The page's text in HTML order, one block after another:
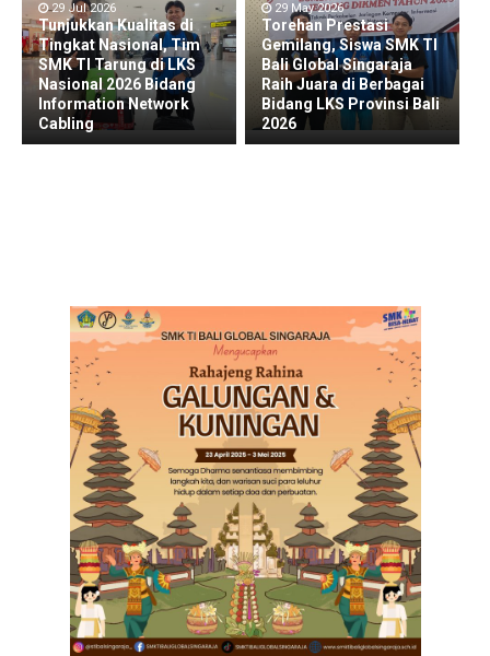
29 Jul 2026
Tunjukkan Kualitas di
Tingkat Nasional, Tim
SMK TI Tarung di LKS
Nasional 2026 Bidang
Information Network
Cabling
29 May 2026
Torehan Prestasi
Gemilang, Siswa SMK TI
Bali Global Singaraja
Raih Juara di Berbagai
Bidang LKS Provinsi Bali
2026